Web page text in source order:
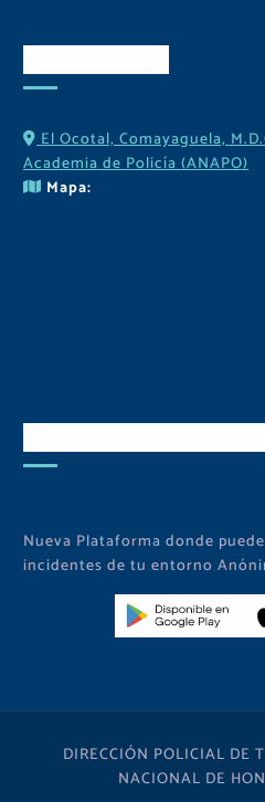
El Ocotal, Comayaguela,
Academia de Policía (ANAPO)
Mapa:
Nueva Plataforma donde
incidentes de tu entorno
DIRECCIÓN POLICIAL DE
NACIONAL DE